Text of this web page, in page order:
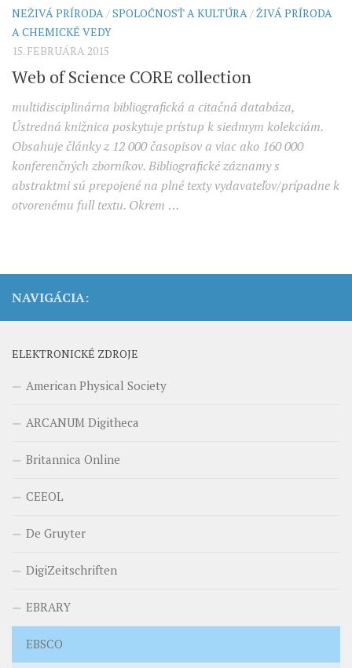
NEŽIVÁ PRÍRODA/SPOLOČNOSŤ A KULTÚRA/ŽIVÁ PRÍRODA
A CHEMICKÉ VEDY
15. FEBRUÁRA 2015
Web of Science CORE collection
multidisciplinárna bibliografická a citačná databáza,
Ústredná knižnica poskytuje prístup k siedmym kolekciám.
Obsahuje články z 12 000 časopisov a viac ako 160 000
konferenčných zborníkov. Bibliografické záznamy s
abstraktmi sú prepojené na plné texty vydavateľov/prípadne k
otvorenému full textu. Okrem …
NAVIGÁCIA:
ELEKTRONICKÉ ZDROJE
American Physical Society
ARCANUM Digitheca
Britannica Online
CEEOL
De Gruyter
DigiZeitschriften
EBRARY
EBSCO